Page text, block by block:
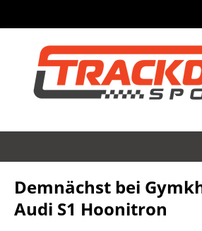
Demnächst bei
Audi S1 Hoonitron